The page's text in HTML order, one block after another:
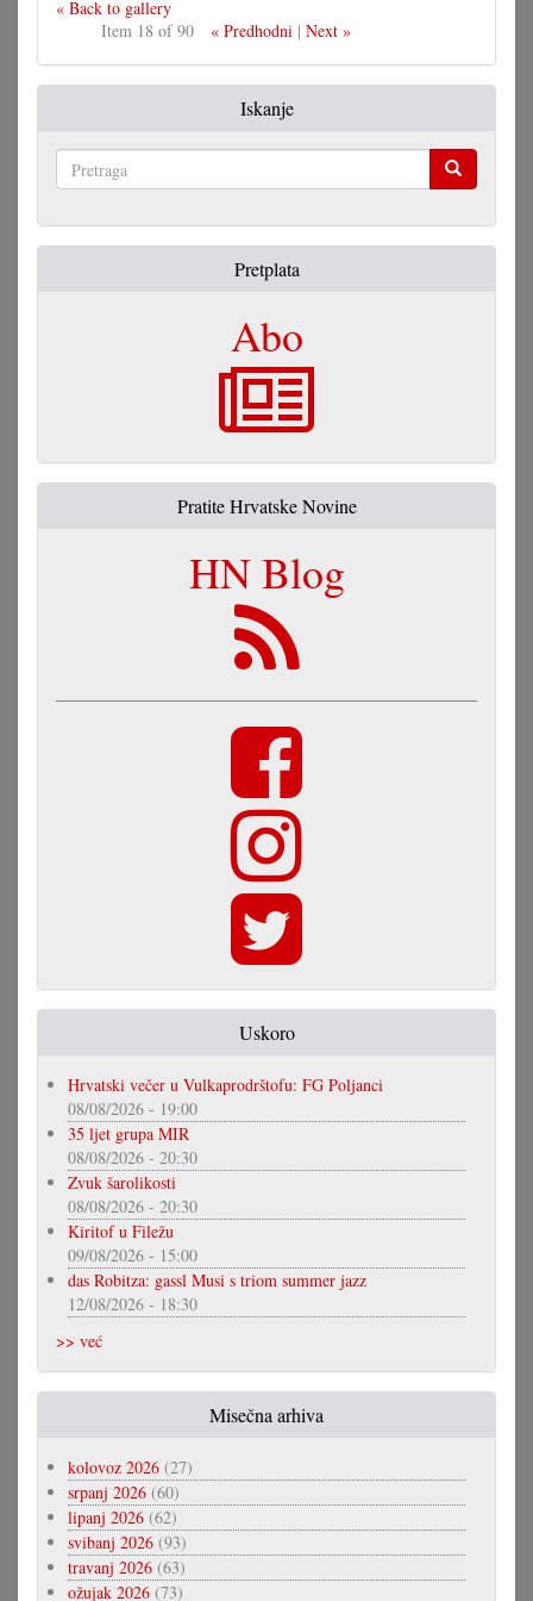
« Back to gallery
Item 18 of 90
« Predhodni| Next »
Iskanje
Pretplata
Abo
Pratite Hrvatske Novine
HN Blog
Uskoro
Hrvatski večer u Vulkaprodrštofu: FG Poljanci
08/08/2026 - 19:00
35 ljet grupa MIR
08/08/2026 - 20:30
Zvuk šarolikosti
08/08/2026 - 20:30
Kiritof u Filežu
09/08/2026 - 15:00
das Robitza: gassl Musi s triom summer jazz
12/08/2026 - 18:30
>> već
Misečna arhiva
kolovoz 2026 (27)
srpanj 2026 (60)
lipanj 2026 (62)
svibanj 2026 (93)
travanj 2026 (63)
ožujak 2026 (73)